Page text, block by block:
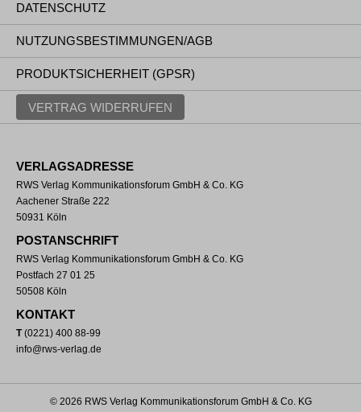
DATENSCHUTZ
NUTZUNGSBESTIMMUNGEN/AGB
PRODUKTSICHERHEIT (GPSR)
VERTRAG WIDERRUFEN
VERLAGSADRESSE
RWS Verlag Kommunikationsforum GmbH & Co. KG
Aachener Straße 222
50931 Köln
POSTANSCHRIFT
RWS Verlag Kommunikationsforum GmbH & Co. KG
Postfach 27 01 25
50508 Köln
KONTAKT
T(0221) 400 88-99
info@rws-verlag.de
© 2026 RWS Verlag Kommunikationsforum GmbH & Co. KG